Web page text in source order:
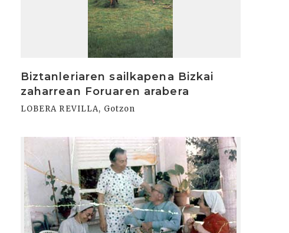
Biztanleriaren sailkapena Bizkai
zaharrean Foruaren arabera
LOBERA REVILLA, Gotzon